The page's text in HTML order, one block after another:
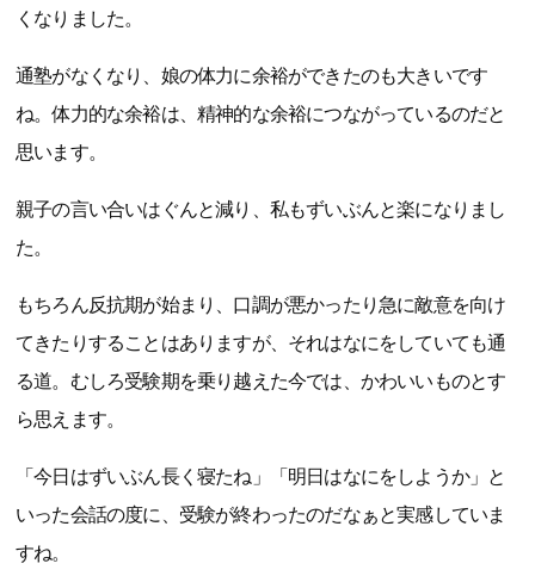
くなりました。
通塾がなくなり、娘の体力に余裕ができたのも大きいです
ね。体力的な余裕は、精神的な余裕につながっているのだと
思います。
親子の言い合いはぐんと減り、私もずいぶんと楽になりまし
た。
もちろん反抗期が始まり、口調が悪かったり急に敵意を向け
てきたりすることはありますが、それはなにをしていても通
る道。むしろ受験期を乗り越えた今では、かわいいものとす
ら思えます。
「今日はずいぶん長く寝たね」「明日はなにをしようか」と
いった会話の度に、受験が終わったのだなぁと実感していま
すね。